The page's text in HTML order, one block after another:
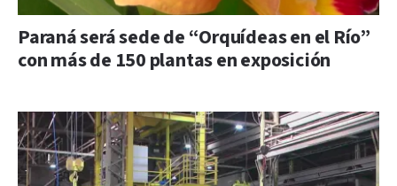
Paraná será sede de “Orquídeas en el Río”
con más de 150 plantas en exposición